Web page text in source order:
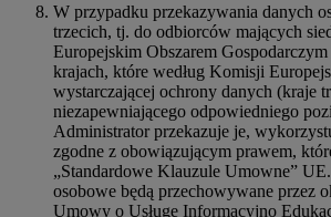
W przypadku przekazywania danych
trzecich, tj. do odbiorców mających
Europejskim Obszarem
krajach, które według Komisji
wystarczającej ochrony danych (kraje
niezapewniającego odpowiedniego
Administrator przekazuje je,
zgodne z obowiązującym prawem,
„Standardowe Klauzule Umowne”
osobowe będą przechowywane przez
Umowy o Usługę Informacyjno